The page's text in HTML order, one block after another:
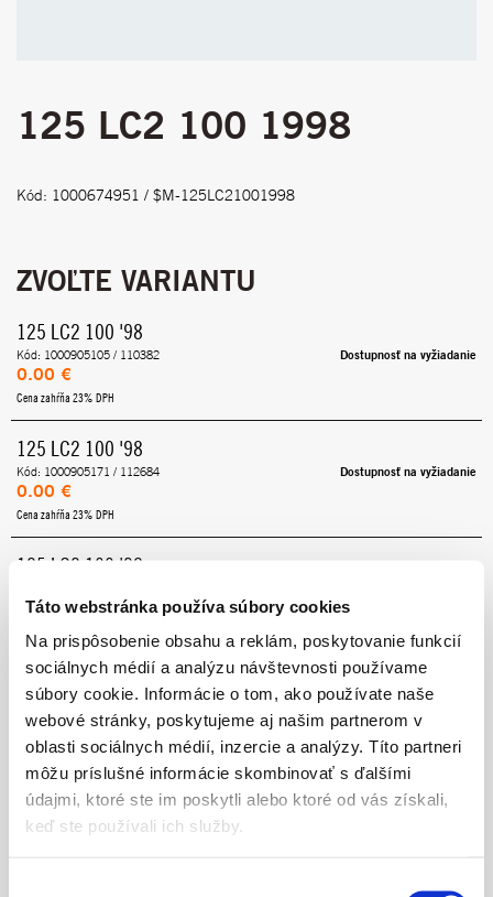
Táto webstránka používa súbory cookies
Na prispôsobenie obsahu a reklám, poskytovanie funkcií
sociálnych médií a analýzu návštevnosti používame
súbory cookie. Informácie o tom, ako používate naše
webové stránky, poskytujeme aj našim partnerom v
oblasti sociálnych médií, inzercie a analýzy. Títo partneri
môžu príslušné informácie skombinovať s ďalšími
údajmi, ktoré ste im poskytli alebo ktoré od vás získali,
keď ste používali ich služby.
125 LC2 100 1998
Kód: 1000674951 / $M-125LC21001998
ZVOĽTE VARIANTU
125 LC2 100 '98
Kód: 1000905105 / 110382 Dostupnosť na vyžiadanie
0.00 €
Cena zahŕňa 23% DPH
125 LC2 100 '98
Kód: 1000905171 / 112684 Dostupnosť na vyžiadanie
0.00 €
Cena zahŕňa 23% DPH
125 LC2 100 '98
0.00 €